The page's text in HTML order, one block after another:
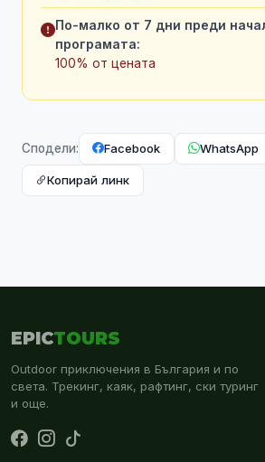
По-малко от 7 дни преди
програмата:
100% от цената
Сподели: Facebook WhatsApp
Копирай линк
EPICTOURS
Outdoor приключения в България и по
света. Трекинг, каяк, рафтинг, ски туринг
и още.